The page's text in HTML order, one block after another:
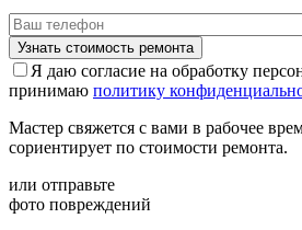
Я даю согласие на обработку
принимаю политику
Мастер свяжется с вами в рабочее
сориентирует по стоимости ремонта.
или отправьте
фото повреждений